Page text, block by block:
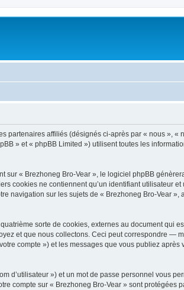
affiliés (désignés ci-après par « nous », «
» et « phpBB Limited ») utilisent toutes les
« Brezhoneg Bro-Vear », le logiciel phpBB
cookies ne contiennent qu’un identifiant utilisateur
navigation sur les sujets de « Brezhoneg Bro-Vear
sorte de cookies, externes au document qui
et que nous collectons. Ceci peut correspondre —
compte ») et les messages que vous publiez
d’utilisateur ») et un mot de passe personnel vous
compte sur « Brezhoneg Bro-Vear » sont protégées